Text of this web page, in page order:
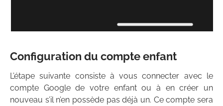
Configuration du compte enfant
L’étape suivante consiste à vous connecter avec le
compte Google de votre enfant ou à en créer un
nouveau s’il n’en possède pas déjà un. Ce compte sera